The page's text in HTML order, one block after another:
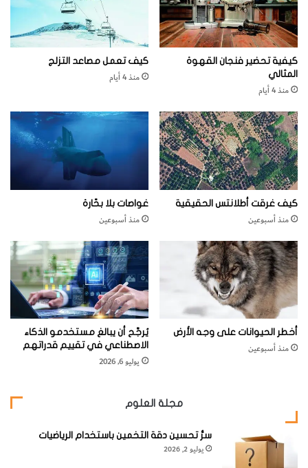
كيفية تحضير فنجان القهوة
المثالي
منذ 4 أيام
كيف تعمل مصاعد التزلج
منذ 4 أيام
كيف غرقت أطلانتس الحقيقية
منذ أسبوعين
غواصات بلا بحّارة
منذ أسبوعين
أخطر الحيوانات على وجه الأرض
منذ أسبوعين
يُرجَّح أن يبالغ مستخدمو الذكاء
الاصطناعي في تقييم قدراتهم
يوليو 6, 2026
مجلة العلوم
سرُّ تحسين دقة التخمين باستخدام الرياضيات
يوليو 2, 2026